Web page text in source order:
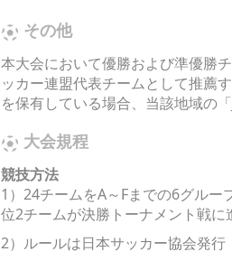
その他
本大会において優勝および準優勝
ッカー連盟代表チームとして推薦
を保有している場合、当該地域の
大会規程
競技方法
1）24チームをA～Fまでの6グル
位2チームが決勝トーナメント戦に
2）ルールは日本サッカー協会発行